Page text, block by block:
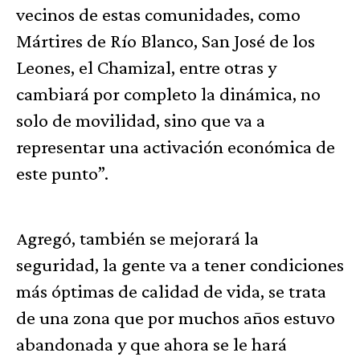
vecinos de estas comunidades, como
Mártires de Río Blanco, San José de los
Leones, el Chamizal, entre otras y
cambiará por completo la dinámica, no
solo de movilidad, sino que va a
representar una activación económica de
este punto”.
Agregó, también se mejorará la
seguridad, la gente va a tener condiciones
más óptimas de calidad de vida, se trata
de una zona que por muchos años estuvo
abandonada y que ahora se le hará